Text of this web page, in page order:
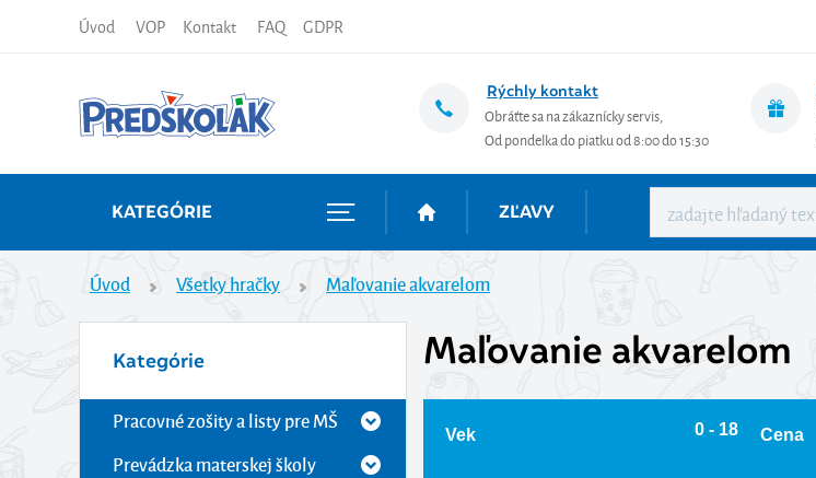
Úvod VOP Kontakt FAQ GDPR
Rýchly kontakt
Obráťte sa na zákaznícky servis,
Od pondelka do piatku od 8:00 do 15:30
KATEGÓRIE ZĽAVY
Úvod Všetky hračky Maľovanie akvarelom
Kategórie
Pracovné zošity a listy pre MŠ
Prevádzka materskej školy
Maľovanie akvarelom
Vek 0 - 18 Cena